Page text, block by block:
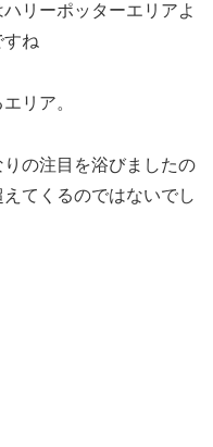
リーポッターエリアよ
すね
リア。
の注目を浴びましたの
てくるのではないでし